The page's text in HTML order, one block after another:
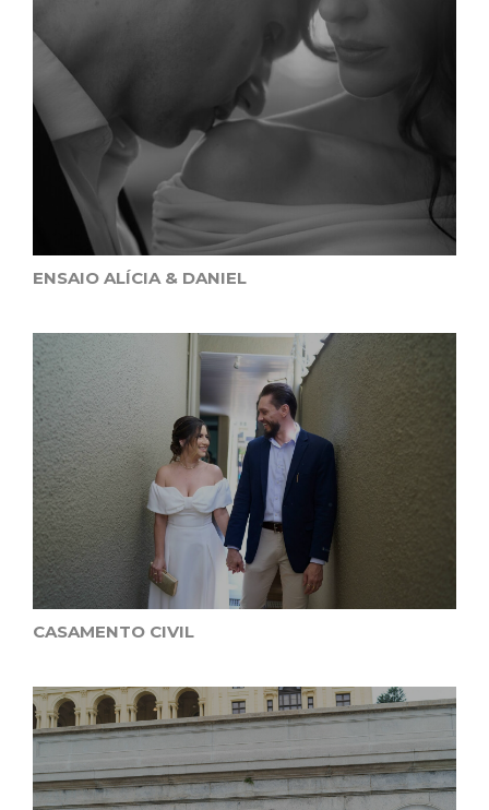
ENSAIO ALÍCIA & DANIEL
CASAMENTO CIVIL